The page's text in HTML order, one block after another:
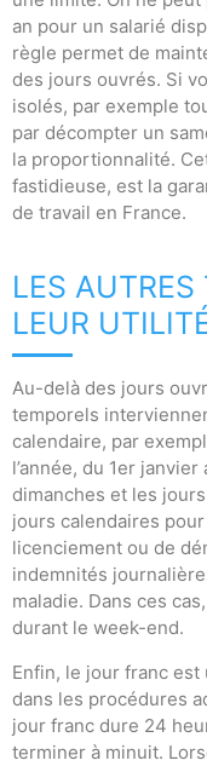
an pour un salarié
règle permet de
des jours ouvrés. Si
isolés, par exemple
par décompter un
la proportionnalité.
fastidieuse, est la
de travail en France.
LES
LEUR
Au-delà des jours
temporels
calendaire, par
l’année, du 1er
dimanches et les
jours calendaires
licenciement ou de
indemnités
maladie. Dans ces
durant le week-end.
Enfin, le jour franc
dans les procédures
jour franc dure 24
terminer à minuit.